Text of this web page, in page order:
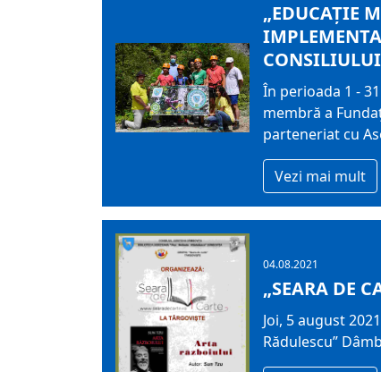
„EDUCAȚIE
În perioada 1 -
membră a
parteneriat cu
Vezi mai mult
04.08.2021
„SEARA DE
Joi, 5 august
Rădulescu”